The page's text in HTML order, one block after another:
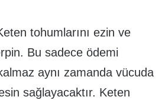
tohumlarını ezin ve
Bu sadece ödemi
aynı zamanda vücuda
sağlayacaktır. Keten